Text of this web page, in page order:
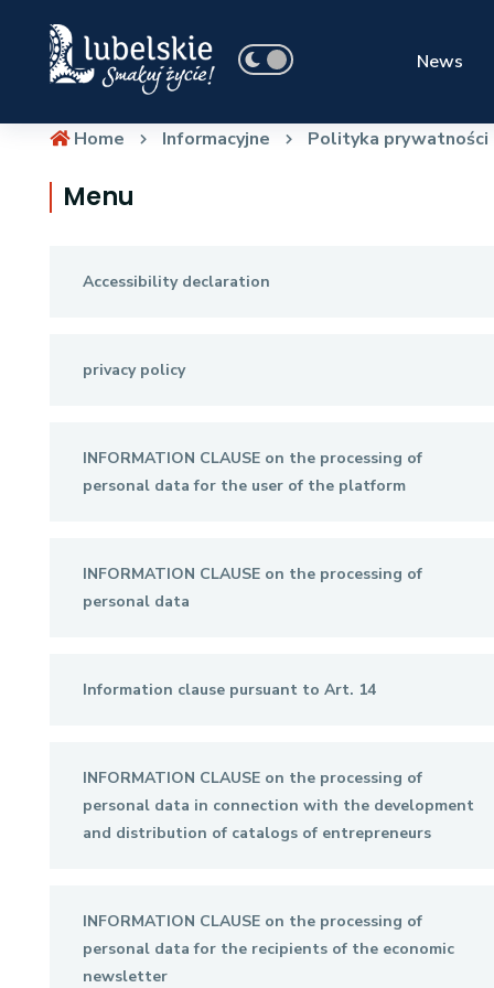
News
Home Informacyjne Polityka prywatności
Menu
Accessibility declaration
privacy policy
INFORMATION CLAUSE on the processing of
personal data for the user of the platform
INFORMATION CLAUSE on the processing of
personal data
Information clause pursuant to Art. 14
INFORMATION CLAUSE on the processing of
personal data in connection with the development
and distribution of catalogs of entrepreneurs
INFORMATION CLAUSE on the processing of
personal data for the recipients of the economic
newsletter